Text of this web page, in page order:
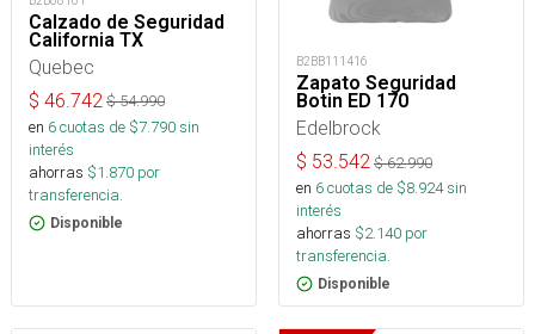
Calzado de Seguridad
California TX
Quebec
$ 46.742 $54.990
en 6cuotas de $7.790sin
interés
ahorras $1.870 por
transferencia.
Disponible
B2BB111416
Zapato Seguridad
Botin ED 170
Edelbrock
$ 53.542 $62.990
en 6cuotas de $8.924sin
interés
ahorras $2.140 por
transferencia.
Disponible